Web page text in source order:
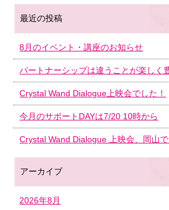
最近の投稿
8月のイベント・講座のお知らせ
パートナーシップは違うことが楽しく
Crystal Wand Dialogue上映会でした！
今月のサポートDAYは7/20 10時から
Crystal Wand Dialogue 上映会、岡山で
アーカイブ
2026年8月